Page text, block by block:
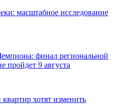
масштабное исследование
финал региональной
9 августа
хотят изменить